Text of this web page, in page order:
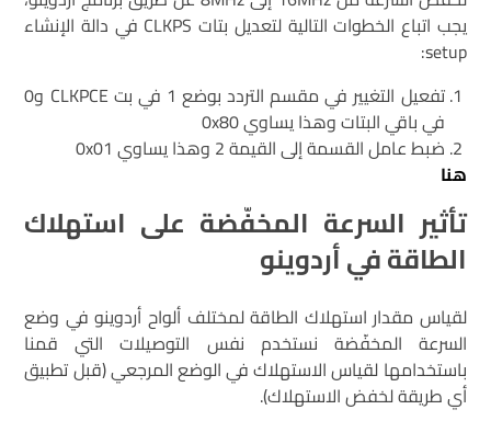
يجب اتباع الخطوات التالية لتعديل بتات CLKPS في دالة الإنشاء
setup:
تفعيل التغيير في مقسم التردد بوضع 1 في بت CLKPCE و0
في باقي البتات وهذا يساوي 0x80
ضبط عامل القسمة إلى القيمة 2 وهذا يساوي 0x01
هنا
تأثير السرعة المخفّضة على استهلاك
الطاقة في أردوينو
لقياس مقدار استهلاك الطاقة لمختلف ألواح أردوينو في وضع
السرعة المخفّضة نستخدم نفس التوصيلات التي قمنا
باستخدامها لقياس الاستهلاك في الوضع المرجعي (قبل تطبيق
أي طريقة لخفض الاستهلاك).